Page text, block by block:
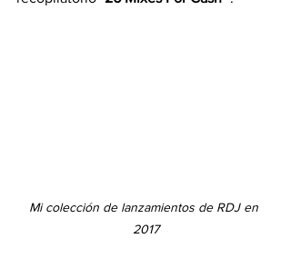
Mi colección de lanzamientos de RDJ en
2017